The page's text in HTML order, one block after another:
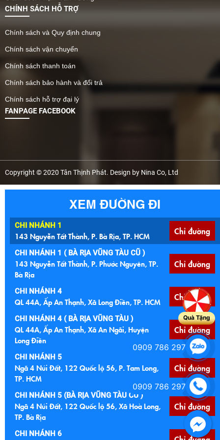
CHÍNH SÁCH HỖ TRỢ
Chính sách và Quy định chung
Chính sách vận chuyển
Chính sách thanh toán
Chính sách bảo hành và đổi trả
Chính sách hỗ trợ đại lý
FANPAGE FACEBOOK
Copyright © 2020 Tân Thịnh Phát. Design by Nina Co, Ltd
XEM ĐƯỜNG ĐI
CHI NHÁNH 1
143 Nguyễn Tất Thành, P. Bà Rịa, TP. HCM Chỉ đường
CHI NHÁNH 1 ( BÀ RỊA VŨNG TÀU CŨ )
143 Nguyễn Tất Thành, P. Phước Nguyên, TP.
Bà Rịa
Chỉ đường
CHI NHÁNH 4
QL 44A, Ấp An Thạnh, Xã Long Điền, TP. HCM Chỉ đường
CHI NHÁNH 4 ( BÀ RỊA VŨNG TÀU )
QL 44A, Ấp An Thạnh, Xã An Ngãi, Huyện
Long Điền
Chỉ đường
CHI NHÁNH 5
Ngã 4 Núi Đất, 122 Quốc lộ 56, P. Tam Long,
TP. HCM
Chỉ đường
CHI NHÁNH 5 (BÀ RỊA VŨNG TÀU CŨ )
Ngã 4 Núi Đất, 122 Quốc lộ 56, Xã Hoà Long,
TP. Bà Rịa
Chỉ đường
CHI NHÁNH 6
Quà Tặng
0909 786 297
0909 786 297